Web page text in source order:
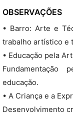
OBSERVAÇÕES
• Barro: Arte e
trabalho artístico e
• Educação pela
Fundamentação
educação.
• A Criança e a
Desenvolvimento